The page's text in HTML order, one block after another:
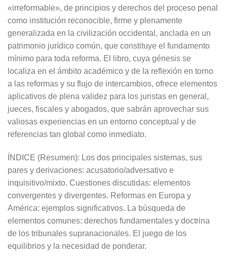
«irreformable», de principios y derechos del proceso penal
como institución reconocible, firme y plenamente
generalizada en la civilización occidental, anclada en un
patrimonio jurídico común, que constituye el fundamento
mínimo para toda reforma. El libro, cuya génesis se
localiza en el ámbito académico y de la reflexión en torno
a las reformas y su flujo de intercambios, ofrece elementos
aplicativos de plena validez para los juristas en general,
jueces, fiscales y abogados, que sabrán aprovechar sus
valiosas experiencias en un entorno conceptual y de
referencias tan global como inmediato.
ÍNDICE (Resumen): Los dos principales sistemas, sus
pares y derivaciones: acusatorio/adversativo e
inquisitivo/mixto. Cuestiones discutidas: elementos
convergentes y divergentes. Reformas en Europa y
América: ejemplos significativos. La búsqueda de
elementos comunes: derechos fundamentales y doctrina
de los tribunales supranacionales. El juego de los
equilibrios y la necesidad de ponderar.